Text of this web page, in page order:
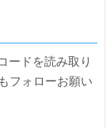
ードを読み取り
フォローお願い